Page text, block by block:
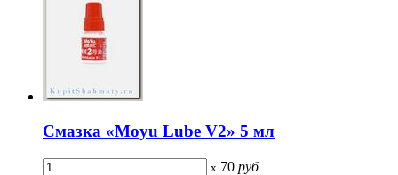
Смазка «Moyu Lube V2» 5 мл
x 70 руб